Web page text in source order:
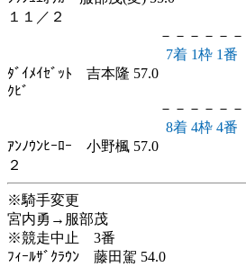
１１／２
－－－－－－
7着 1枠 1番
ﾀﾞｲﾒｲｾﾞｯﾄ 吉本隆 57.0
ｸﾋﾞ
－－－－－－
8着 4枠 4番
ｱﾝﾉｳﾝﾋｰﾛｰ 小野楓 57.0
２
※騎手変更
宮内勇→服部茂
※競走中止 3番
ﾌｨｰﾙｻﾞｸﾗｳﾝ 藤田駕 54.0